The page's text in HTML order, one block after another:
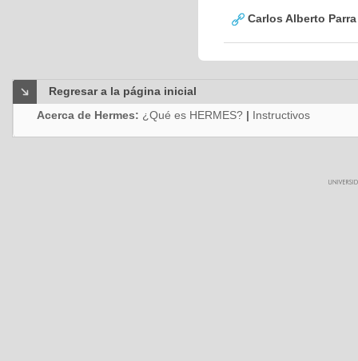
Carlos Alberto
Regresar a la página inicial
Acerca de Hermes: ¿Qué es HERMES? | Instructivos